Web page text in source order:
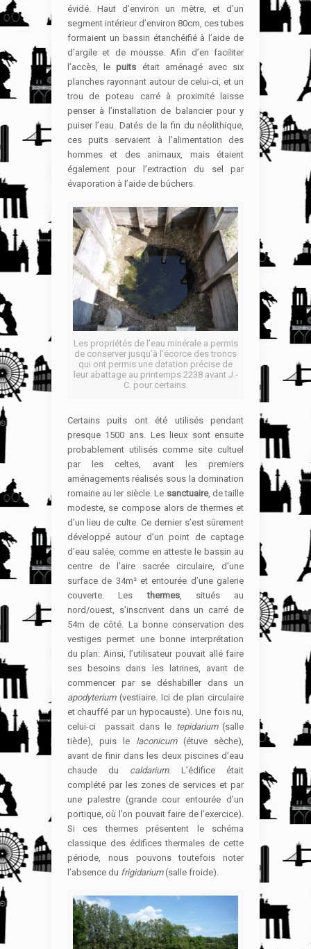
évidé. Haut d’environ un mètre, et d’un
segment intérieur d’environ 80cm, ces tubes
formaient un bassin étanchéifié à l’aide de
d’argile et de mousse. Afin d’en faciliter
l’accès, lepuits était aménagé avec six
planches rayonnant autour de celui-ci, et un
trou de poteau carré à proximité laisse
penser à l’installation de balancier pour y
puiser l’eau. Datés de la fin du néolithique,
ces puits servaient à l’alimentation des
hommes et des animaux, mais étaient
également pour l’extraction du sel par
évaporation à l’aide de bûchers.
Les propriétés de l’eau minérale a permis
de conserver jusqu’à l’écorce des troncs
qui ont permis une datation précise de
leur abattage au printemps 2238 avant J.-
C. pour certains.
Certains puits ont été utilisés pendant
presque 1500 ans. Les lieux sont ensuite
probablement utilisés comme site cultuel
par les celtes, avant les premiers
aménagements réalisés sous la domination
romaine au Ier siècle. Le sanctuaire, de taille
modeste, se compose alors de thermes et
d’un lieu de culte. Ce dernier s’est sûrement
développé autour d’un point de captage
d’eau salée, comme en atteste le bassin au
centre de l’aire sacrée circulaire, d’une
surface de 34m² et entourée d’une galerie
couverte. Lesthermes, situés au
nord/ouest, s’inscrivent dans un carré de
54m de côté. La bonne conservation des
vestiges permet une bonne interprétation
du plan: Ainsi, l’utilisateur pouvait allé faire
ses besoins dans les latrines, avant de
commencer par se déshabiller dans un
apodyterium(vestiaire. Ici de plan circulaire
et chauffé par un hypocauste). Une fois nu,
celui-ci passait dans le tepidarium(salle
tiède), puis le laconicum(étuve sèche),
avant de finir dans les deux piscines d’eau
chaude du caldarium. L’édifice était
complété par les zones de services et par
une palestre (grande cour entourée d’un
portique, où l’on pouvait faire de l’exercice).
Si ces thermes présentent le schéma
classique des édifices thermales de cette
période, nous pouvons toutefois noter
l’absence du frigidarium(salle froide).